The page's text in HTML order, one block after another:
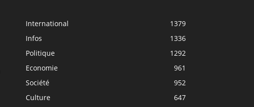
International
1379
Infos
1336
Politique
1292
Economie
961
Société
952
Culture
647